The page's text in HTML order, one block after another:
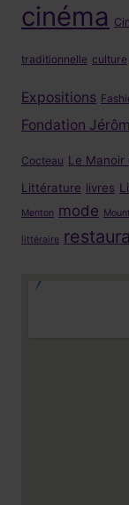
cinéma
traditionnelle culture
Expositions
Fondation
Cocteau Le Manoir
Littérature livres
Menton mode
littéraire